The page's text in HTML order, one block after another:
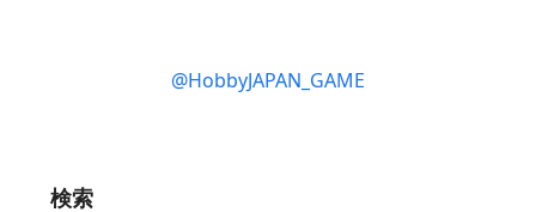
@HobbyJAPAN_GAME
検索